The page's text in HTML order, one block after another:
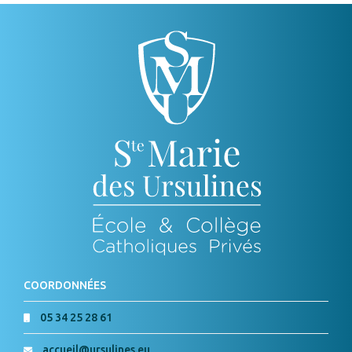
COORDONNÉES
05 34 25 28 61
accueil@ursulines.eu